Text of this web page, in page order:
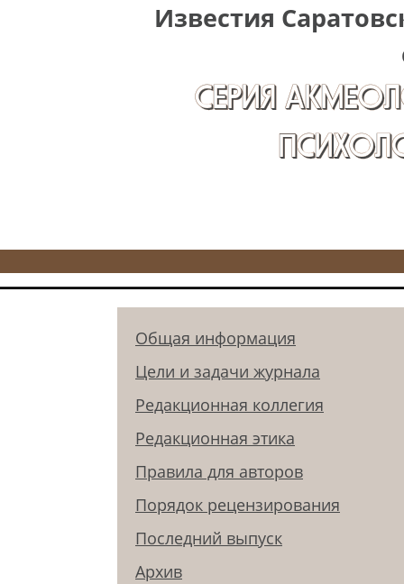
Известия
СЕРИЯ
Общая информация
Цели и задачи журнала
Редакционная коллегия
Редакционная этика
Правила для авторов
Порядок рецензирования
Последний выпуск
Архив